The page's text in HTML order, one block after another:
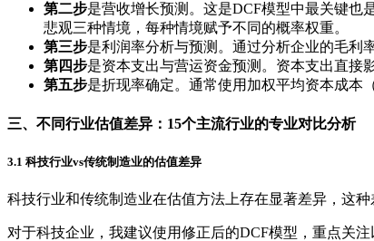
第二步是营收增长预测。这是DCF模型中最关键也
悲观三种情境，每种情境赋予不同的概率权重。
第三步是利润率分析与预测。通过分析企业的毛利
第四步是资本支出与营运资金预测。资本支出直接
第五步是折现率确定。通常使用加权平均资本成本
三、不同行业估值差异：15个主流行业的专业对比分析
3.1 科技行业vs传统制造业的估值差异
科技行业和传统制造业在估值方法上存在显著差异，这
对于科技企业，我建议使用修正后的DCF模型，重点关